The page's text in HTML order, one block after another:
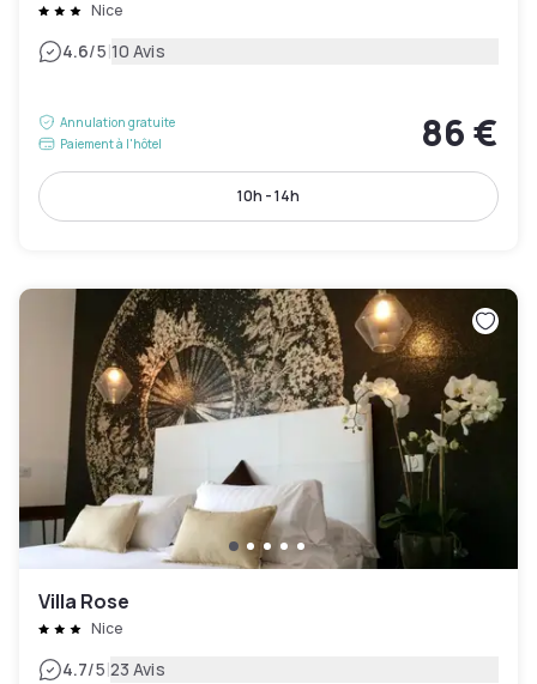
Nice
4.6/5|10 Avis
Annulation gratuite
Paiement à l'hôtel
86 €
10h - 14h
Villa Rose
Nice
4.7/5|23 Avis